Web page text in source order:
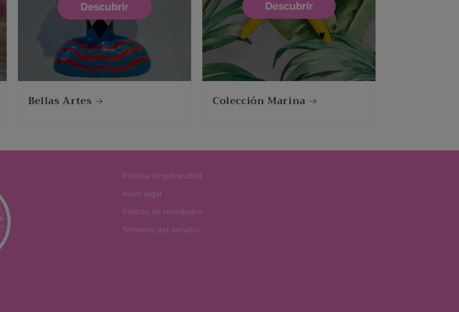
Bellas Artes Colección Marina
Política de privacidad
Aviso legal
Política de reembolso
Términos del servicio